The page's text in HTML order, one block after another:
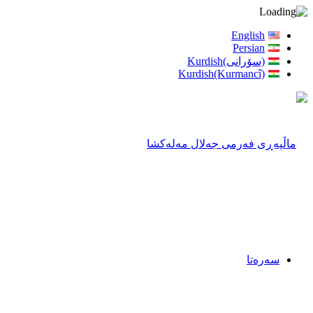
English
Persian
(سۆرانی)Kurdish
Kurdish(Kurmancî)
سەرەتا